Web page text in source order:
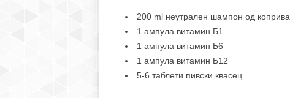
200 ml неутрален шампон од коприва
1 ампула витамин Б1
1 ампула витамин Б6
1 ампула витамин Б12
5-6 таблети пивски квасец